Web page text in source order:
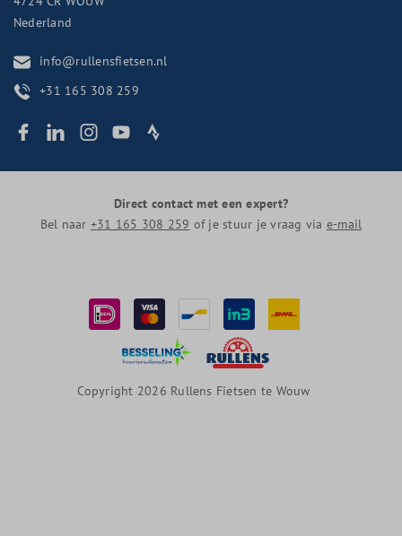
Nederland
info@rullensfietsen.nl
+31 165 308 259
Direct contact met een expert?
Bel naar +31 165 308 259 of je stuur je vraag via e-mail
Copyright 2026 Rullens Fietsen te Wouw